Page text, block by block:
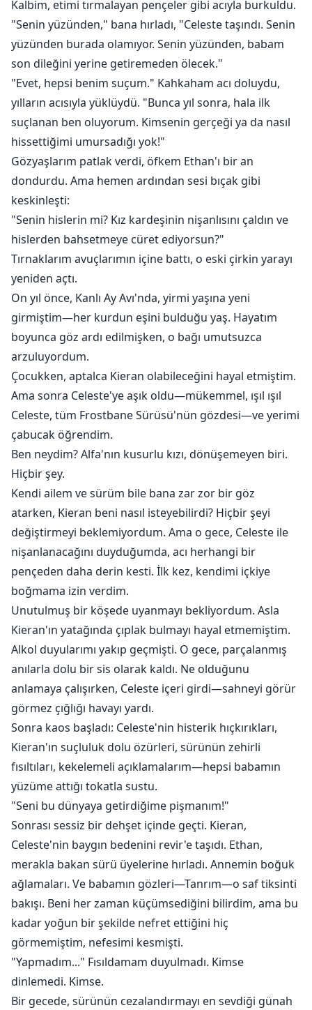
Kalbim, etimi tırmalayan pençeler gibi acıyla burkuldu.
"Senin yüzünden," bana hırladı, "Celeste taşındı. Senin
yüzünden burada olamıyor. Senin yüzünden, babam
son dileğini yerine getiremeden ölecek."
"Evet, hepsi benim suçum." Kahkaham acı doluydu,
yılların acısıyla yüklüydü. "Bunca yıl sonra, hala ilk
suçlanan ben oluyorum. Kimsenin gerçeği ya da nasıl
hissettiğimi umursadığı yok!"
Gözyaşlarım patlak verdi, öfkem Ethan'ı bir an
dondurdu. Ama hemen ardından sesi bıçak gibi
keskinleşti:
"Senin hislerin mi? Kız kardeşinin nişanlısını çaldın ve
hislerden bahsetmeye cüret ediyorsun?"
Tırnaklarım avuçlarımın içine battı, o eski çirkin yarayı
yeniden açtı.
On yıl önce, Kanlı Ay Avı'nda, yirmi yaşına yeni
girmiştim—her kurdun eşini bulduğu yaş. Hayatım
boyunca göz ardı edilmişken, o bağı umutsuzca
arzuluyordum.
Çocukken, aptalca Kieran olabileceğini hayal etmiştim.
Ama sonra Celeste'ye aşık oldu—mükemmel, ışıl ışıl
Celeste, tüm Frostbane Sürüsü'nün gözdesi—ve yerimi
çabucak öğrendim.
Ben neydim? Alfa'nın kusurlu kızı, dönüşemeyen biri.
Hiçbir şey.
Kendi ailem ve sürüm bile bana zar zor bir göz
atarken, Kieran beni nasıl isteyebilirdi? Hiçbir şeyi
değiştirmeyi beklemiyordum. Ama o gece, Celeste ile
nişanlanacağını duyduğumda, acı herhangi bir
pençeden daha derin kesti. İlk kez, kendimi içkiye
boğmama izin verdim.
Unutulmuş bir köşede uyanmayı bekliyordum. Asla
Kieran'ın yatağında çıplak bulmayı hayal etmemiştim.
Alkol duyularımı yakıp geçmişti. O gece, parçalanmış
anılarla dolu bir sis olarak kaldı. Ne olduğunu
anlamaya çalışırken, Celeste içeri girdi—sahneyi görür
görmez çığlığı havayı yardı.
Sonra kaos başladı: Celeste'nin histerik hıçkırıkları,
Kieran'ın suçluluk dolu özürleri, sürünün zehirli
fısıltıları, kekelemeli açıklamalarım—hepsi babamın
yüzüme attığı tokatla sustu.
"Seni bu dünyaya getirdiğime pişmanım!"
Sonrası sessiz bir dehşet içinde geçti. Kieran,
Celeste'nin baygın bedenini revir'e taşıdı. Ethan,
merakla bakan sürü üyelerine hırladı. Annemin boğuk
ağlamaları. Ve babamın gözleri—Tanrım—o saf tiksinti
bakışı. Beni her zaman küçümsediğini bilirdim, ama bu
kadar yoğun bir şekilde nefret ettiğini hiç
görmemiştim, nefesimi kesmişti.
"Yapmadım..." Fısıldamam duyulmadı. Kimse
dinlemedi. Kimse.
Bir gecede, sürünün cezalandırmayı en sevdiği günah